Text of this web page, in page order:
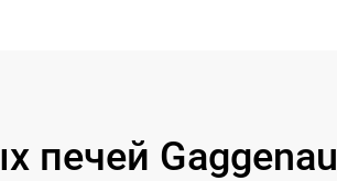
печей Gaggenau